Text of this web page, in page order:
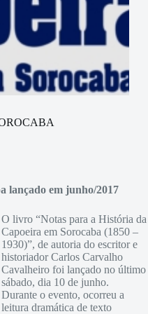
lançado em junho/2017
O livro “Notas para a História da
Capoeira em Sorocaba (1850 –
1930)”, de autoria do escritor e
historiador Carlos Carvalho
Cavalheiro foi lançado no último
sábado, dia 10 de junho.
Durante o evento, ocorreu a
leitura dramática de texto